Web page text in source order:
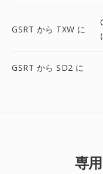
GSRT から TXW に
GSRT から SD2 に
専